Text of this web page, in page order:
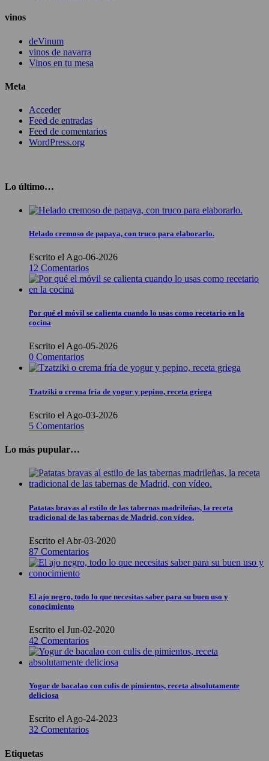
vinos
deVinum
vinos de navarra
Vinos en tu mesa
Meta
Acceder
Feed de entradas
Feed de comentarios
WordPress.org
Lo último…
Helado cremoso de papaya, con truco para elaborarlo.
Escrito el Ago-06-2026
12 Comentarios
Por qué el móvil se calienta cuando lo usas como recetario en la
cocina
Escrito el Ago-05-2026
0 Comentarios
Tzatziki o crema fría de yogur y pepino, receta griega
Escrito el Ago-03-2026
5 Comentarios
Lo más pupular…
Patatas bravas al estilo de las tabernas madrileñas, la receta
tradicional de las tabernas de Madrid, con vídeo.
Escrito el Abr-03-2020
87 Comentarios
El ajo negro, todo lo que necesitas saber para su buen uso y
conocimiento
Escrito el Jun-02-2020
42 Comentarios
Yogur de bacalao con culis de pimientos, receta absolutamente
deliciosa
Escrito el Ago-24-2023
32 Comentarios
Etiquetas